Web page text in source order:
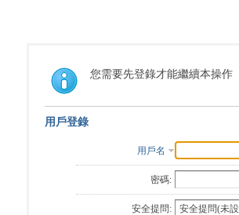
您需要先登錄才能繼續本操作
用戶登錄
用戶名
密碼:
安全提問: